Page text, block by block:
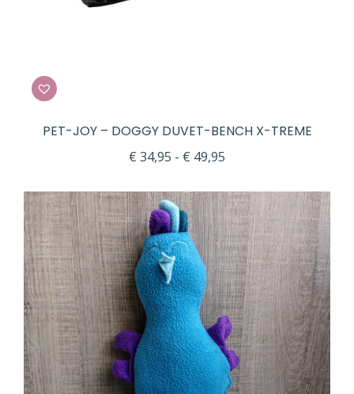
PET-JOY – DOGGY DUVET-BENCH X-TREME
€ 34,95 - € 49,95
tot
€ 49,95